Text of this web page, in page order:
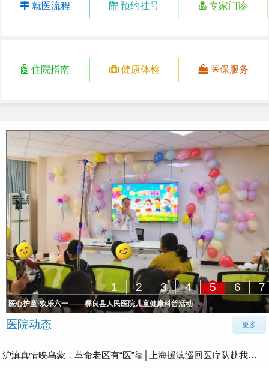
就医流程 预约挂号 专家门诊
住院指南 健康体检 医保服务
1 2 3 4 5 6 7
医心护童·欢乐六一 ——彝良县人民医院儿童健康科普活动
医院动态 更多
沪滇真情映乌蒙，革命老区有“医”靠│上海援滇巡回医疗队赴我院开展巡回医疗服务